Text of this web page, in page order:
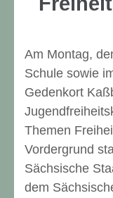
Am Montag,
Schule sowie
Gedenkort
Themen
Vordergrund
Sächsische
dem